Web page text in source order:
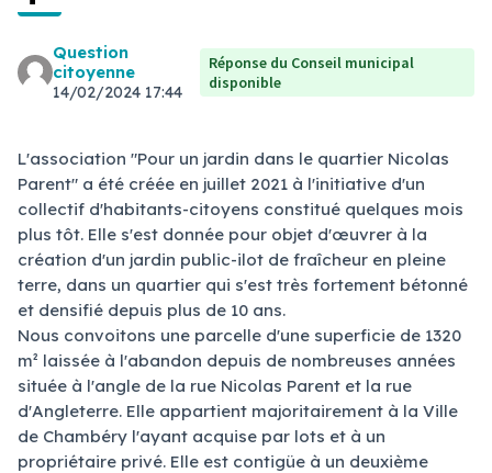
Question
citoyenne
14/02/2024 17:44
Réponse du Conseil municipal
disponible
L'association "Pour un jardin dans le quartier Nicolas
Parent" a été créée en juillet 2021 à l'initiative d'un
collectif d'habitants-citoyens constitué quelques mois
plus tôt. Elle s'est donnée pour objet d'œuvrer à la
création d'un jardin public-ilot de fraîcheur en pleine
terre, dans un quartier qui s'est très fortement bétonné
et densifié depuis plus de 10 ans.
Nous convoitons une parcelle d'une superficie de 1320
m² laissée à l'abandon depuis de nombreuses années
située à l'angle de la rue Nicolas Parent et la rue
d'Angleterre. Elle appartient majoritairement à la Ville
de Chambéry l'ayant acquise par lots et à un
propriétaire privé. Elle est contigüe à un deuxième